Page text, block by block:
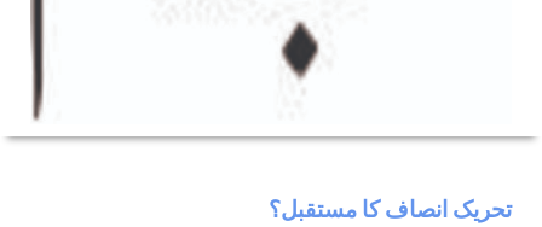
تحریک انصاف کا مستقبل؟